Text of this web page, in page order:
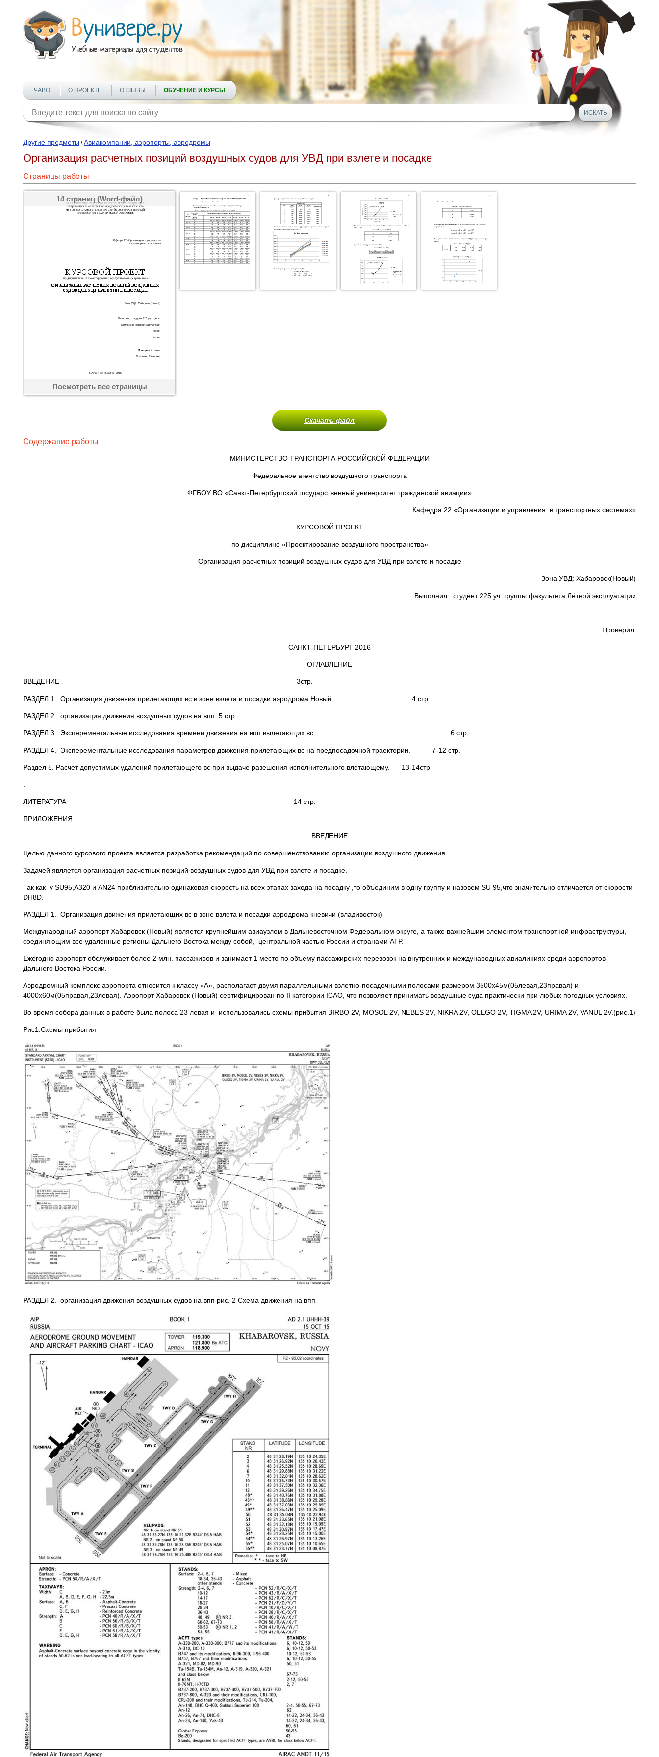
ЧАВО О ПРОЕКТЕ ОТЗЫВЫ ОБУЧЕНИЕ И КУРСЫ
Другие предметы \Авиакомпании, аэропорты, аэродромы
Организация расчетных позиций воздушных судов для УВД при взлете и посадке
Страницы работы
14 страниц (Word-файл)
Посмотреть все страницы
Скачать файл
Содержание работы
МИНИСТЕРСТВО ТРАНСПОРТА РОССИЙСКОЙ ФЕДЕРАЦИИ
Федеральное агентство воздушного транспорта
ФГБОУ ВО «Санкт-Петербургский государственный университет гражданской авиации»
Кафедра 22 «Организации и управления в транспортных системах»
КУРСОВОЙ ПРОЕКТ
по дисциплине «Проектирование воздушного пространства»
Организация расчетных позиций воздушных судов для УВД при взлете и посадке
Зона УВД: Хабаровск(Новый)
Выполнил: студент 225 уч. группы факультета Лётной эксплуатации
Проверил:
САНКТ-ПЕТЕРБУРГ 2016
ОГЛАВЛЕНИЕ
ВВЕДЕНИЕ 3стр.
РАЗДЕЛ 1. Организация движения прилетающих вс в зоне взлета и посадки аэродрома Новый 4 стр.
РАЗДЕЛ 2. организация движения воздушных судов на впп 5 стр.
РАЗДЕЛ 3. Эксперементальные исследования времени движения на впп вылетающих вс 6 стр.
РАЗДЕЛ 4. Эксперементальные исследования параметров движения прилетающих вс на предпосадочной траектории. 7-12 стр.
Раздел 5. Расчет допустимых удалений прилетающего вс при выдаче разешения исполнительного влетающему. 13-14стр.
ЛИТЕРАТУРА 14 стр.
ПРИЛОЖЕНИЯ
ВВЕДЕНИЕ
Целью данного курсового проекта является разработка рекомендаций по совершенствованию организации воздушного движения.
Задачей является организация расчетных позиций воздушных судов для УВД при взлете и посадке.
Так как у SU95,A320 и AN24 приблизительно одинаковая скорость на всех этапах захода на посадку ,то объединим в одну группу и назовем SU 95,что значительно отличается от скорости
DH8D.
РАЗДЕЛ 1. Организация движения прилетающих вс в зоне взлета и посадки аэродрома кневичи (владивосток)
Международный аэропорт Хабаровск (Новый) является крупнейшим авиаузлом в Дальневосточном Федеральном округе, а также важнейшим элементом транспортной инфраструктуры,
соединяющим все удаленные регионы Дальнего Востока между собой, центральной частью России и странами АТР.
Ежегодно аэропорт обслуживает более 2 млн. пассажиров и занимает 1 место по объему пассажирских перевозок на внутренних и международных авиалиниях среди аэропортов
Дальнего Востока России.
Аэродромный комплекс аэропорта относится к классу «А», располагает двумя параллельными взлетно-посадочными полосами размером 3500х45м(05левая,23правая) и
4000х60м(05правая,23левая). Аэропорт Хабаровск (Новый) сертифицирован по II категории ICAO, что позволяет принимать воздушные суда практически при любых погодных условиях.
Во время собора данных в работе была полоса 23 левая и использовались схемы прибытия BIRBO 2V, MOSOL 2V, NEBES 2V, NIKRA 2V, OLEGO 2V, TIGMA 2V, URIMA 2V, VANUL 2V.(рис.1)
Рис1.Схемы прибытия
РАЗДЕЛ 2. организация движения воздушных судов на впп рис. 2 Схема движения на впп